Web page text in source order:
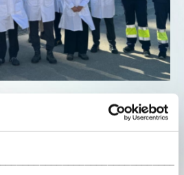
nas oficinas de